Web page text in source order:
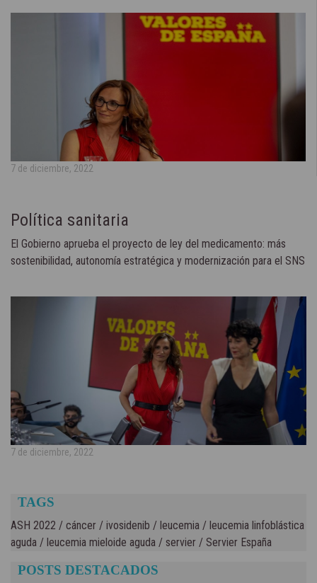
7 de diciembre, 2022
Política sanitaria
El Gobierno aprueba el proyecto de ley del medicamento: más
sostenibilidad, autonomía estratégica y modernización para el SNS
7 de diciembre, 2022
TAGS
ASH 2022 / cáncer / ivosidenib / leucemia / leucemia linfoblástica
aguda / leucemia mieloide aguda / servier / Servier España
POSTS DESTACADOS